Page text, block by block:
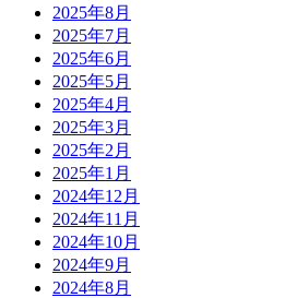
2025年8月
2025年7月
2025年6月
2025年5月
2025年4月
2025年3月
2025年2月
2025年1月
2024年12月
2024年11月
2024年10月
2024年9月
2024年8月